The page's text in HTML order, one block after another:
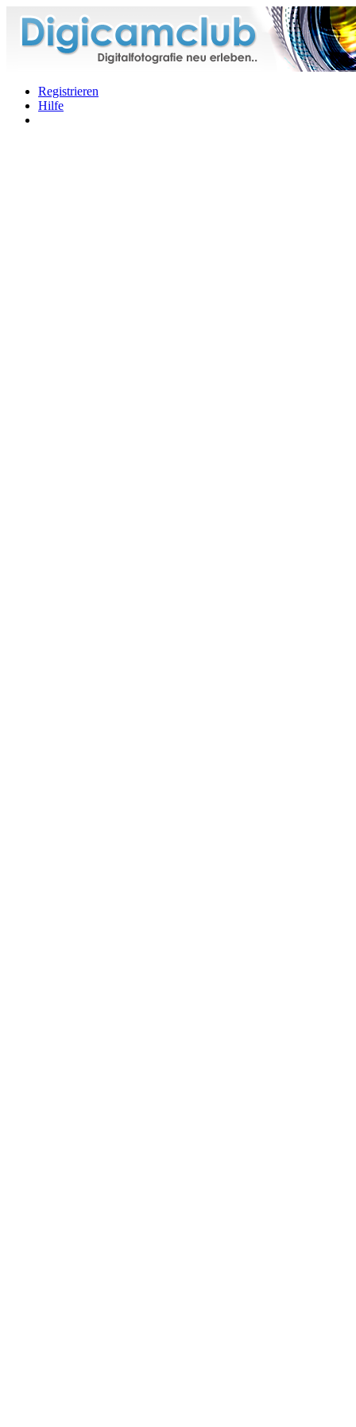
Registrieren
Hilfe